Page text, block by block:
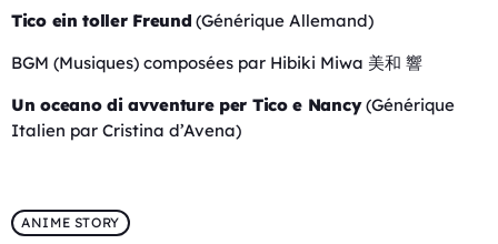
Tico ein toller Freund (Générique Allemand)
BGM (Musiques) composées par Hibiki Miwa 美和 響
Un oceano di avventure per Tico e Nancy(Générique
Italien par Cristina d’Avena)
ANIME STORY